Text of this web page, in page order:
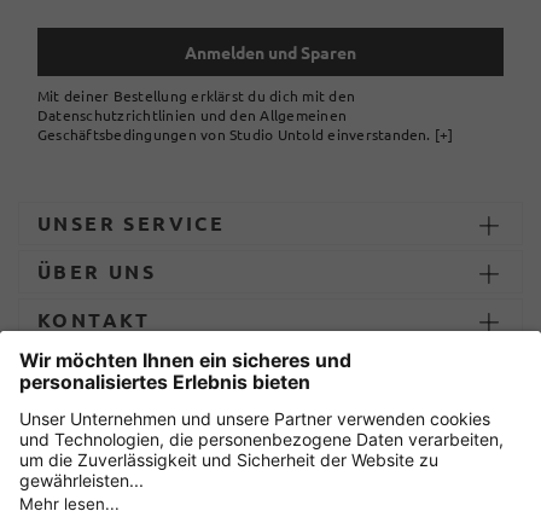
Anmelden und Sparen
Mit deiner Bestellung erklärst du dich mit den
Datenschutzrichtlinien und den Allgemeinen
Geschäftsbedingungen von Studio Untold einverstanden. [+]
UNSER SERVICE
ÜBER UNS
KONTAKT
ZAHLUNG UND LIEFERUNG
Sicher einkaufen mit